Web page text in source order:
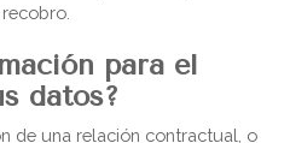
para el
datos?
de una relación contractual, o